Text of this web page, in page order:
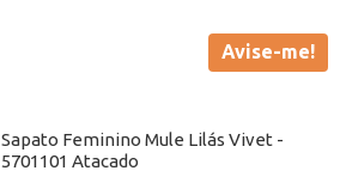
Avise-me!
Sapato Feminino Mule Lilás Vivet -
5701101 Atacado